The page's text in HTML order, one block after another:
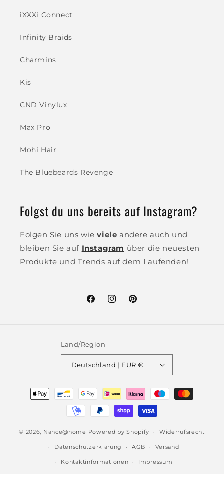
iXXXi Connect
Infinity Braids
Charmins
Kis
CND Vinylux
Max Pro
Mohi Hair
The Bluebeards Revenge
Folgst du uns bereits auf Instagram?
Folgen Sie uns wieviele andere auch und
bleiben Sie auf Instagram über die neuesten
Produkte und Trends auf dem Laufenden!
FacebookInstagramPinterest
Land/Region
Deutschland | EUR €
Zahlungsmethoden
© 2026, Nance@home Powered by Shopify Widerrufsrecht
Datenschutzerklärung AGB Versand
Kontaktinformationen Impressum